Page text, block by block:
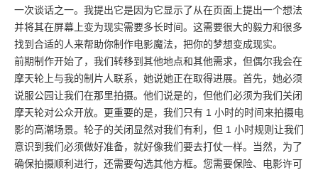
一次谈话之一。我提出它是因为它显示了从在页面上提出一个想法
并将其在屏幕上变为现实需要多长时间。这需要很大的毅力和很多
找到合适的人来帮助你制作电影魔法，把你的梦想变成现实。
前期制作开始了，我们转移到其他地点和其他需求，但偶尔我会在
摩天轮上与我的制片人联系，她说她正在取得进展。首先，她必须
说服公园让我们在那里拍摄。他们说是的，但他们必须为我们关闭
摩天轮对公众开放。更重要的是，我们只有 1 小时的时间来拍摄电
影的高潮场景。轮子的关闭显然对我们有利，但 1 小时规则让我们
意识到我们必须做好准备，就好像我们要去打仗一样。当然，为了
确保拍摄顺利进行，还需要勾选其他方框。您需要保险、电影许可